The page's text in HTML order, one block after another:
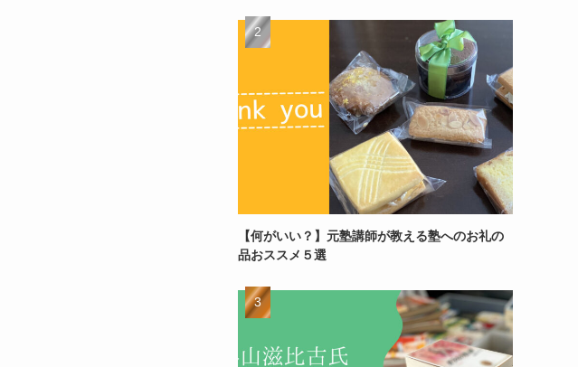
【何がいい？】元塾講師が教える塾へのお礼の
品おススメ５選